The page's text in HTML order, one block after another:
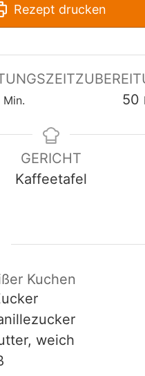
Rezept drucken
Min.
50
GERICHT
Kaffeetafel
Kuchen
weich